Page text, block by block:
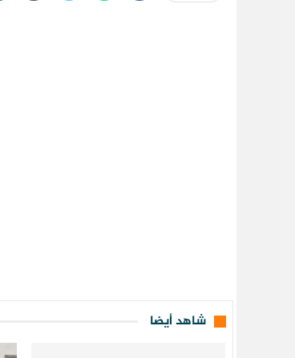
شاهد أيضا